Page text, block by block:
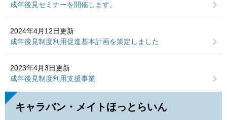
成年後見セミナーを開催します。
2024年4月12日更新
成年後見制度利用促進基本計画を策定しました
2023年4月3日更新
成年後見制度利用支援事業
キャラバン・メイトほっとらいん